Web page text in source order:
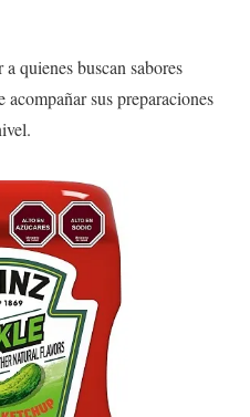
quienes buscan sabores
sus preparaciones